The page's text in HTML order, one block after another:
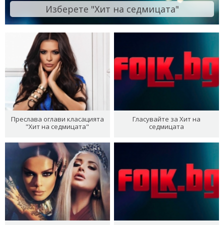
Изберете "Хит на седмицата"
Преслава оглави класацията
"Хит на седмицата"
Гласувайте за Хит на
седмицата